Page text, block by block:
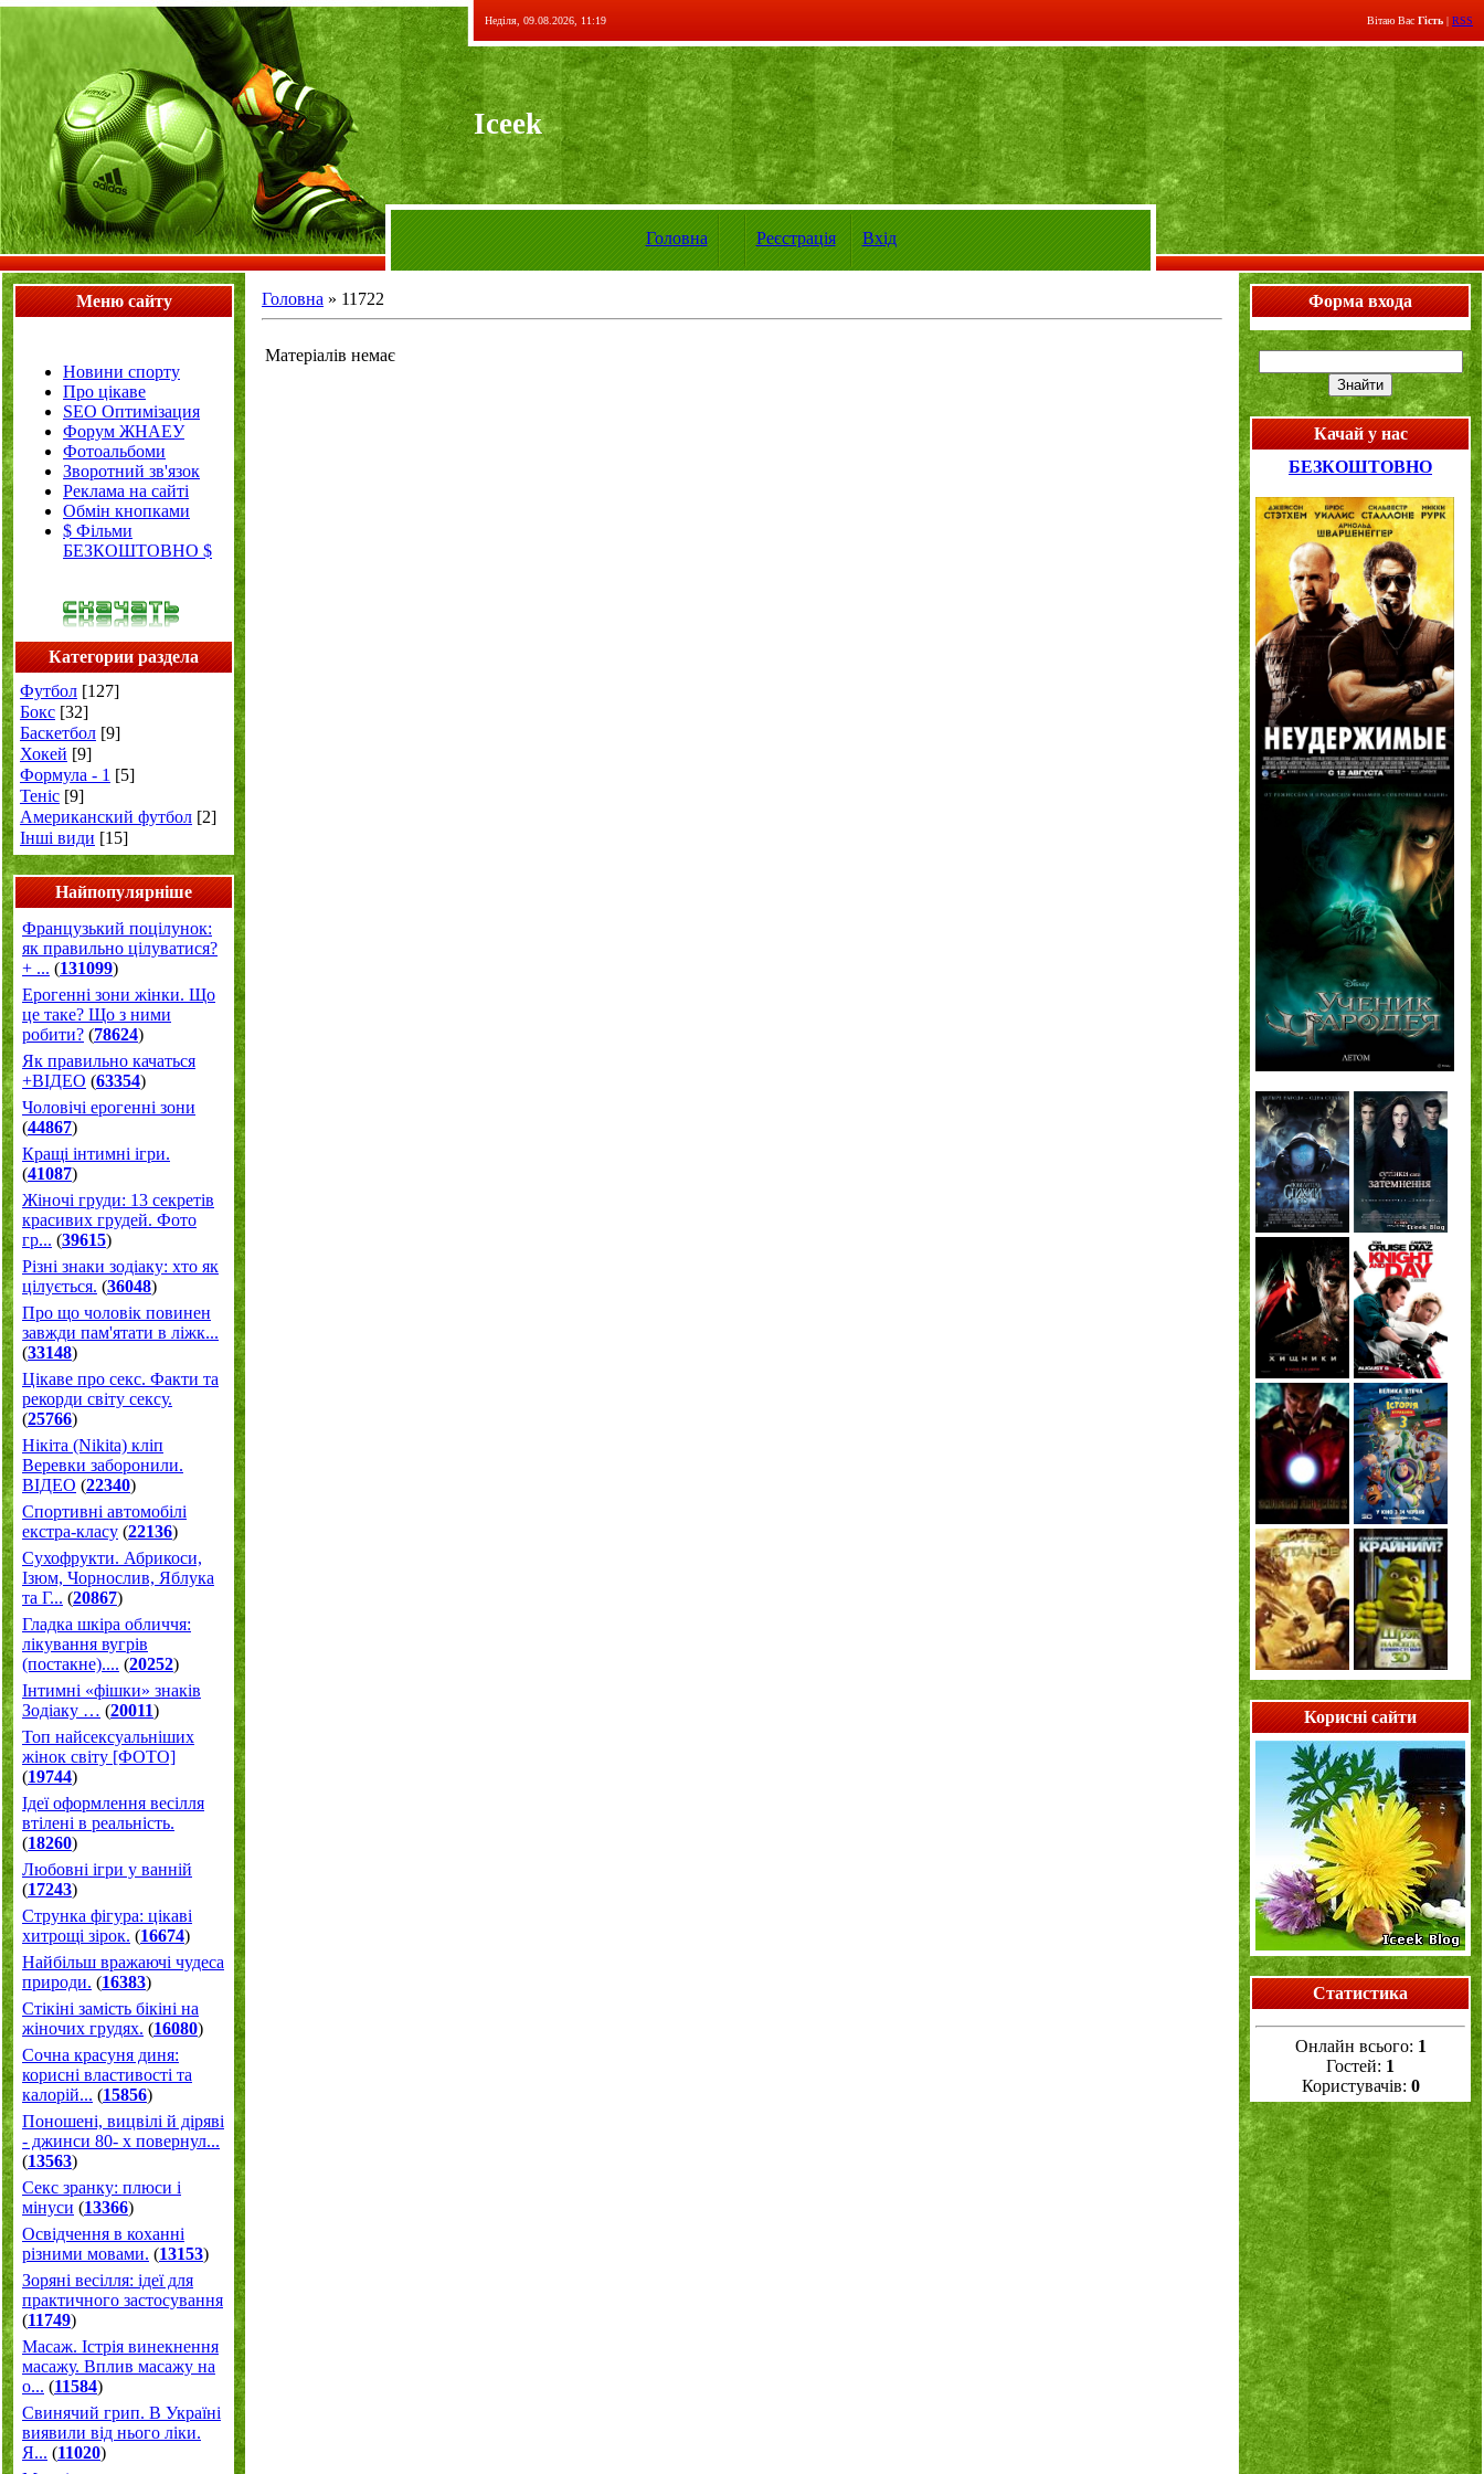
Неділя, 09.08.2026, 11:19 Вітаю Вас Гість | RSS
Iceek
Головна Реєстрація Вхід
Меню сайту
Новини спорту
Про цікаве
SEO Оптимізация
Форум ЖНАЕУ
Фотоальбоми
Зворотний зв'язок
Реклама на сайті
Обмін кнопками
$ Фільми
БЕЗКОШТОВНО $
Категории раздела
Футбол [127]
Бокс [32]
Баскетбол [9]
Хокей [9]
Формула - 1 [5]
Теніс [9]
Американский футбол [2]
Інші види [15]
Найпопулярніше
Французький поцілунок:
як правильно цілуватися?
+ ... (131099)
Ерогенні зони жінки. Що
це таке? Що з ними
робити? (78624)
Як правильно качаться
+ВІДЕО (63354)
Чоловічі ерогенні зони
(44867)
Кращі інтимні ігри.
(41087)
Жіночі груди: 13 секретів
красивих грудей. Фото
гр... (39615)
Різні знаки зодіаку: хто як
цілується. (36048)
Про що чоловік повинен
завжди пам'ятати в ліжк...
(33148)
Цікаве про секс. Факти та
рекорди світу сексу.
(25766)
Нікіта (Nikita) кліп
Веревки заборонили.
ВІДЕО (22340)
Спортивні автомобілі
екстра-класу (22136)
Cухофрукти. Абрикоси,
Ізюм, Чорнослив, Яблука
та Г... (20867)
Гладка шкіра обличчя:
лікування вугрів
(постакне).... (20252)
Інтимні «фішки» знаків
Зодіаку … (20011)
Топ найсексуальніших
жінок світу [ФОТО]
(19744)
Ідеї оформлення весілля
втілені в реальність.
(18260)
Любовні ігри у ванній
(17243)
Струнка фігура: цікаві
хитрощі зірок. (16674)
Найбільш вражаючі чудеса
природи. (16383)
Стікіні замість бікіні на
жіночих грудях. (16080)
Сочна красуня диня:
корисні властивості та
калорій... (15856)
Поношені, вицвілі й діряві
- джинси 80- х повернул...
(13563)
Секс зранку: плюси і
мінуси (13366)
Освідчення в коханні
різними мовами. (13153)
Зоряні весілля: ідеї для
практичного застосування
(11749)
Масаж. Істрія винекнення
масажу. Вплив масажу на
о... (11584)
Свинячий грип. В Україні
виявили від нього ліки.
Я... (11020)
Головна » 11722
Матеріалів немає
Форма входа
Качай у нас
БЕЗКОШТОВНО
Корисні сайти
Статистика
Онлайн всього: 1
Гостей: 1
Користувачів: 0